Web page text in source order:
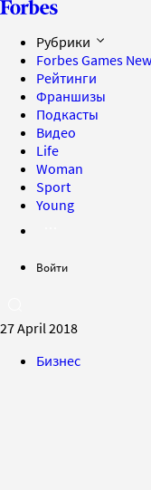
Рубрики
Forbes Games New
Рейтинги
Франшизы
Подкасты
Видео
Life
Woman
Sport
Young
Войти
27 April 2018
Бизнес